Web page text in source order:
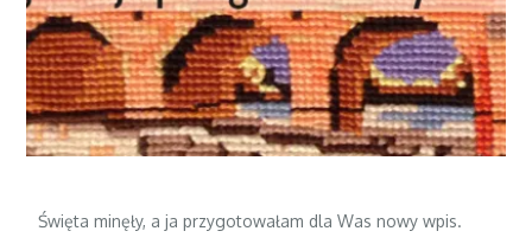
Święta minęły, a ja przygotowałam dla Was nowy wpis.